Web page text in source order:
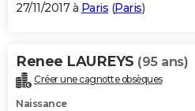
27/11/2017 à Paris (Paris)
Renee LAUREYS (95 ans)
Créer une cagnotte obsèques
Naissance